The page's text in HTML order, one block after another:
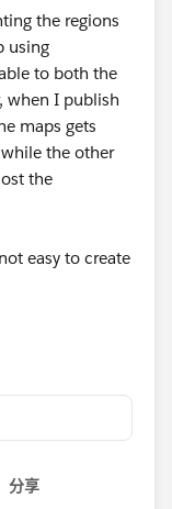
the regions
using
to both the
when I publish
maps gets
the other
the
easy to create
分享